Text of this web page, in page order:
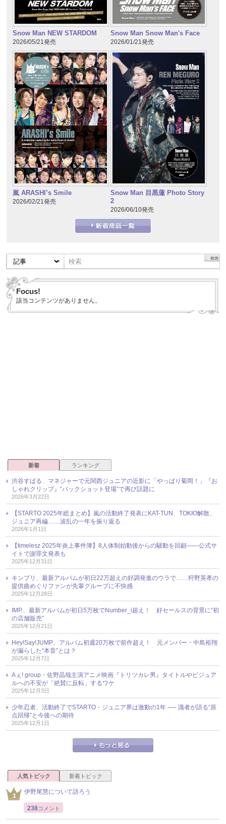
Snow Man NEW STARDOM
2026/05/21発売
Snow Man Snow Man's Face
2026/01/21発売
嵐 ARASHI’s Smile
2026/02/21発売
Snow Man 目黒蓮 Photo Story
2
2026/06/10発売
Focus!
該当コンテンツがありません。
新着 ランキング
渋谷すばる、マネジャーで元関西ジュニアの近影に「やっぱり菊岡！」『お
しゃれクリップ』“バックショット登場”で再び話題に
2026年3月22日
【STARTO 2025年総まとめ】嵐の活動終了発表にKAT-TUN、TOKIO解散、
ジュニア再編……波乱の一年を振り返る
2026年1月1日
【timelesz 2025年炎上事件簿】8人体制始動後からの騒動を回顧――公式サ
イトで謝罪文発表も
2025年12月31日
キンプリ、最新アルバムが初日22万超えの好調発進のウラで……狩野英孝の
提供曲めぐりファンが先輩グループに不快感
2025年12月28日
IMP.、最新アルバムが初日5万枚でNumber_i超え！ 好セールスの背景に“初
の店舗販売”
2025年12月21日
Hey!Say!JUMP、アルバム初週20万枚で前作超え！ 元メンバー・中島裕翔
が漏らした“本音”とは？
2025年12月7日
Aぇ! group・佐野晶哉主演アニメ映画『トリツカレ男』タイトルやビジュア
ルへの不安が「絶賛に反転」するワケ
2025年12月3日
少年忍者、活動終了でSTARTO・ジュニア界は激動の1年 ── 識者が語る“原
点回帰”と今後への期待
2025年12月1日
人気トピック 新着トピック
伊野尾慧について語ろう
238コメント